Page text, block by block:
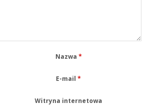
Nazwa *
E-mail*
Witryna internetowa